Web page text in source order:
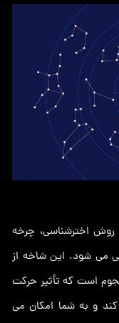
روش اخترشناسی، چرخه
می شود. این شاخه از
است که تأثیر حرکت
کند و به شما امکان می